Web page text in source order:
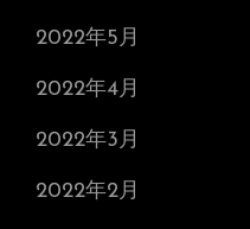
2022年5月
2022年4月
2022年3月
2022年2月